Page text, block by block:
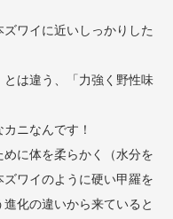
ワイに近いしっかりした
は違う、「力強く野性味
ニなんです！
に体を柔らかく（水分を
ワイのように硬い甲羅を
化の違いから来ていると